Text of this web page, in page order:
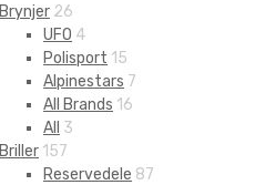
Brynjer 26
UFO 4
Polisport 15
Alpinestars 7
All Brands 16
All 3
Briller 157
Reservedele 87